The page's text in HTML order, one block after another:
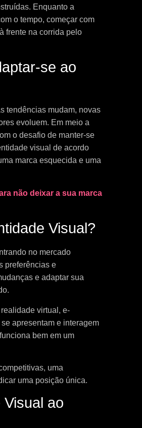
Enquanto a
o tempo, começar com
frente na corrida pelo
se ao
tendências mudam, novas
evoluem. Em meio a
o desafio de manter-se
visual de acordo
marca esquecida e uma
não deixar a sua marca
Visual?
no mercado
preferências e
e adaptar sua
virtual, e-
apresentam e interagem
bem em um
uma
uma posição única.